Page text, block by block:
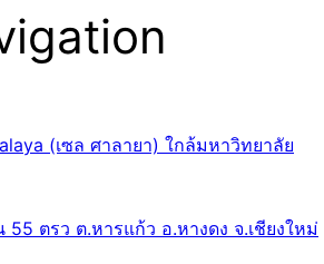
(เซล ศาลายา) ใกล้มหาวิทยาลัย
ตรว ต.หารแก้ว อ.หางดง จ.เชียงใหม่